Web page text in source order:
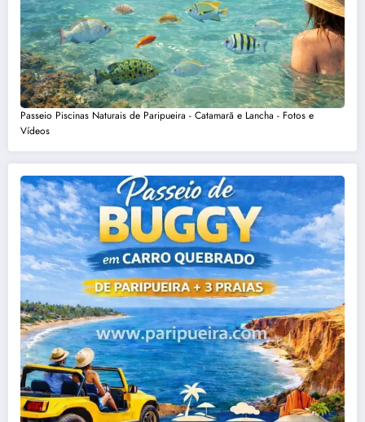
Passeio Piscinas Naturais de Paripueira - Catamarã e Lancha - Fotos e
Vídeos